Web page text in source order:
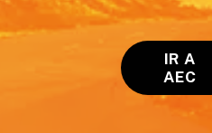
IR A
AEC